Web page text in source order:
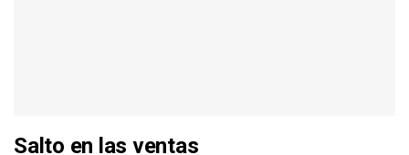
Salto en las ventas